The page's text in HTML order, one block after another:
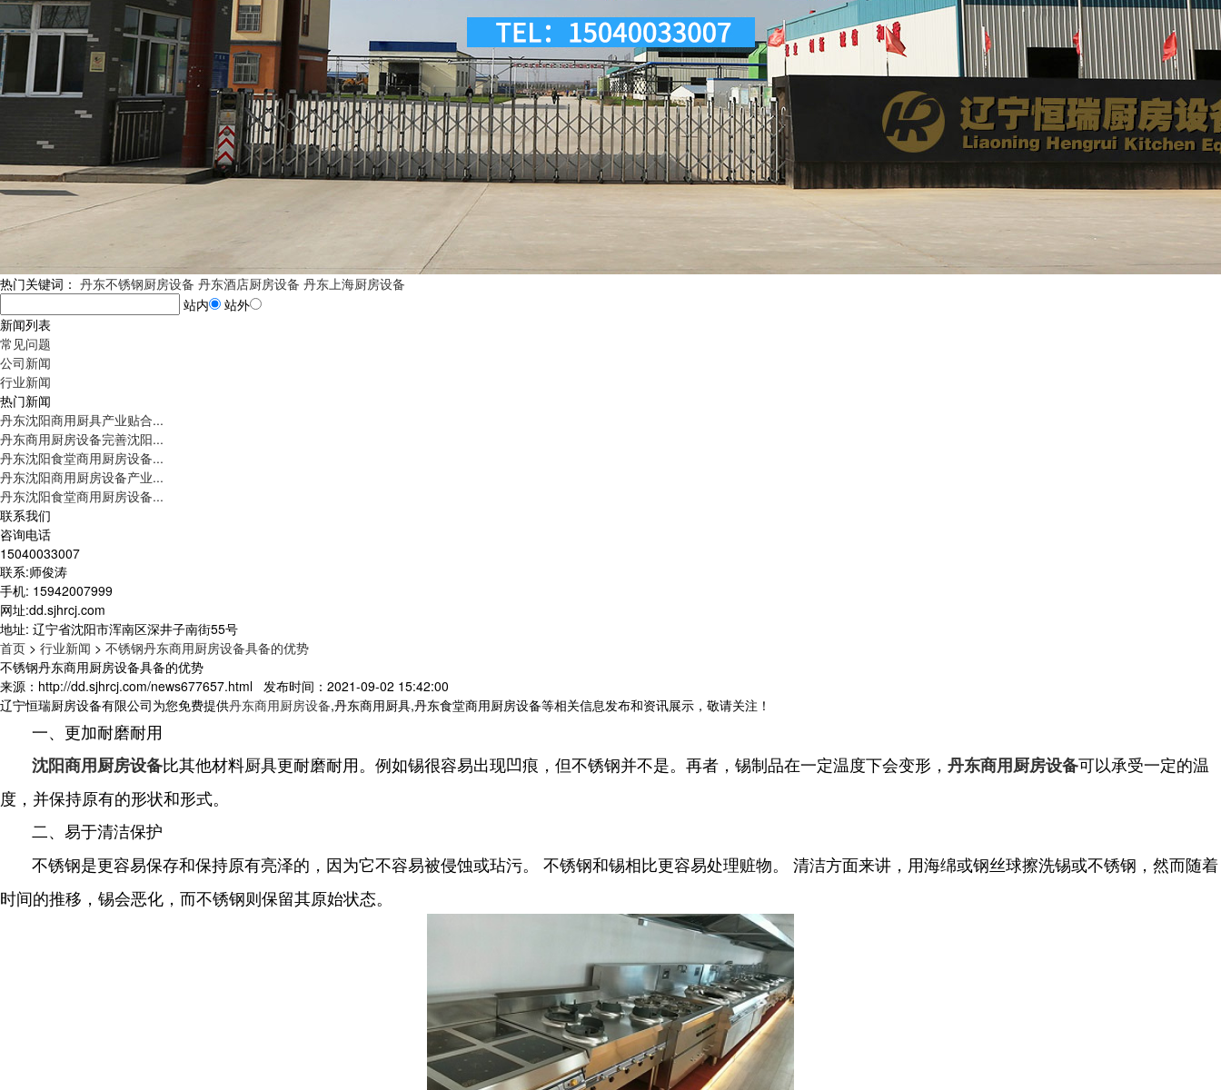
热门关键词： 丹东不锈钢厨房设备 丹东酒店厨房设备 丹东上海厨房设备
站内
站外
新闻列表
常见问题
公司新闻
行业新闻
热门新闻
丹东沈阳商用厨具产业贴合...
丹东商用厨房设备完善沈阳...
丹东沈阳食堂商用厨房设备...
丹东沈阳商用厨房设备产业...
丹东沈阳食堂商用厨房设备...
联系我们
咨询电话
15040033007
联系:师俊涛
手机: 15942007999
网址:dd.sjhrcj.com
地址: 辽宁省沈阳市浑南区深井子南街55号
首页 > 行业新闻 > 不锈钢丹东商用厨房设备具备的优势
不锈钢丹东商用厨房设备具备的优势
来源：http://dd.sjhrcj.com/news677657.html 发布时间：2021-09-02 15:42:00
辽宁恒瑞厨房设备有限公司为您免费提供丹东商用厨房设备,丹东商用厨具,丹东食堂商用厨房设备等相关信息发布和资讯展示，敬请关注！
一、更加耐磨耐用
沈阳商用厨房设备比其他材料厨具更耐磨耐用。例如锡很容易出现凹痕，但不锈钢并不是。再者，锡制品在一定温度下会变形， 丹东商用厨房设备可以承受一定的温
度，并保持原有的形状和形式。
二、易于清洁保护
不锈钢是更容易保存和保持原有亮泽的，因为它不容易被侵蚀或玷污。 不锈钢和锡相比更容易处理赃物。 清洁方面来讲，用海绵或钢丝球擦洗锡或不锈钢，然而随着
时间的推移，锡会恶化，而不锈钢则保留其原始状态。